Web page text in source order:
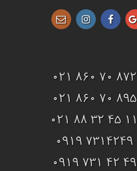
021 860 70 872
021 860 70 895
021 88 32 45 11
0919 7314249
0919 731 42 49